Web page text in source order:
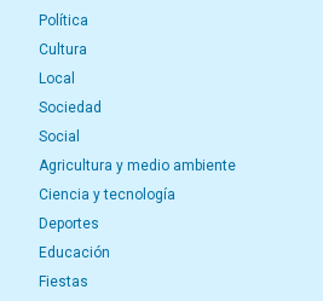
Política
Cultura
Local
Sociedad
Social
Agricultura y medio ambiente
Ciencia y tecnología
Deportes
Educación
Fiestas